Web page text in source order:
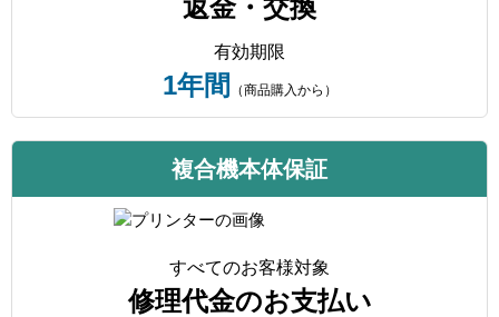
返金・交換
有効期限
1年間 （商品購入から）
複合機本体保証
すべてのお客様対象
修理代金のお支払い